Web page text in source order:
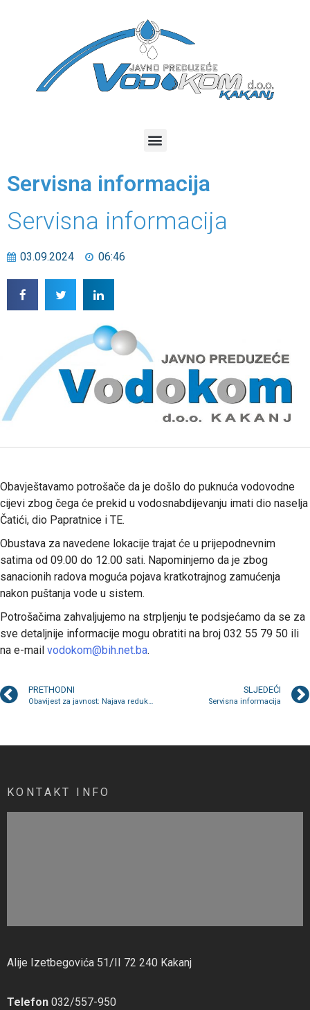
Servisna informacija
Servisna informacija
03.09.2024 06:46
Obavještavamo potrošače da je došlo do puknuća vodovodne
cijevi zbog čega će prekid u vodosnabdijevanju imati dio naselja
Čatići, dio Papratnice i TE.
Obustava za navedene lokacije trajat će u prijepodnevnim
satima od 09.00 do 12.00 sati. Napominjemo da je zbog
sanacionih radova moguća pojava kratkotrajnog zamućenja
nakon puštanja vode u sistem.
Potrošačima zahvaljujemo na strpljenju te podsjećamo da se za
sve detaljnije informacije mogu obratiti na broj 032 55 79 50 ili
na e-mail vodokom@bih.net.ba.
PRETHODNI
Obavijest za javnost: Najava redukcije u isporuci vode iz gradske vodovodne mreže u Kaknju
SLJEDEĆI
Servisna informacija
KONTAKT INFO
Alije Izetbegovića 51/II 72 240 Kakanj
Telefon 032/557-950